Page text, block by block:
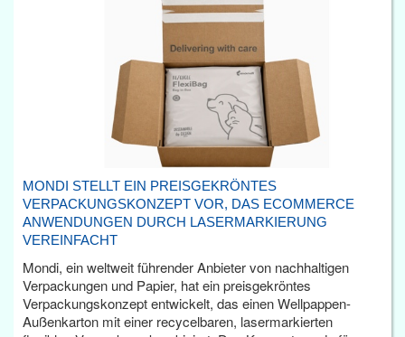
MONDI STELLT EIN PREISGEKRÖNTES
VERPACKUNGSKONZEPT VOR, DAS ECOMMERCE
ANWENDUNGEN DURCH LASERMARKIERUNG
VEREINFACHT
Mondi, ein weltweit führender Anbieter von nachhaltigen
Verpackungen und Papier, hat ein preisgekröntes
Verpackungskonzept entwickelt, das einen Wellpappen-
Außenkarton mit einer recycelbaren, lasermarkierten